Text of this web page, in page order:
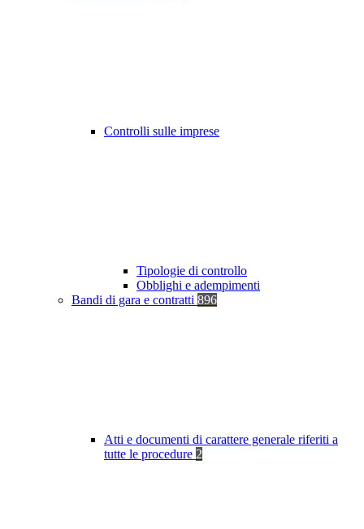
Controlli sulle imprese
Tipologie di controllo
Obblighi e adempimenti
Bandi di gara e contratti 896
Atti e documenti di carattere generale riferiti a
tutte le procedure 2